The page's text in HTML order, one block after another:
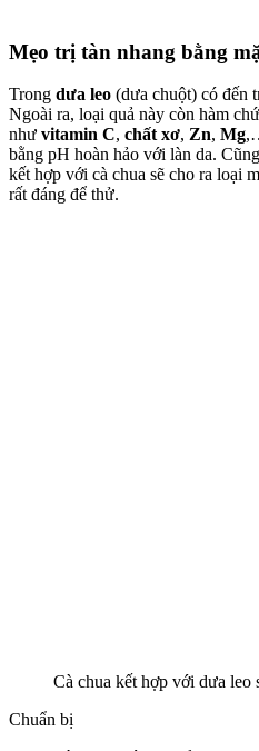
Mẹo trị tàn nhang bằng
Trong dưa leo (dưa chuột) có đến
Ngoài ra, loại quả này còn hàm
như vitamin C, chất xơ, Zn, Mg
bằng pH hoàn hảo với làn da.
kết hợp với cà chua sẽ cho ra loại
rất đáng để thử.
Cà chua kết hợp với dưa leo
Chuẩn bị